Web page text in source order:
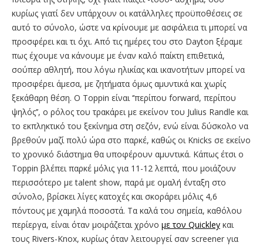
κυρίως γιατί δεν υπάρχουν οι κατάλληλες προϋποθέσεις σε
αυτό το σύνολο, ώστε να κρίνουμε με ασφάλεια τι μπορεί να
προσφέρει και τι όχι. Aπό τις ημέρες του στο Dayton ξέραμε
πως έχουμε να κάνουμε με έναν καλό παίκτη επιθετικά,
σούπερ αθλητή, που λόγω ηλικίας και ικανοτήτων μπορεί να
προσφέρει άμεσα, με ζητήματα όμως αμυντικά και χωρίς
ξεκάθαρη θέση. Ο Toppin είναι ‘’περίπου forward, περίπου
ψηλός’’, ο ρόλος του τρακάρει με εκείνον του Julius Randle και
το εκπληκτικό του ξεκίνημα στη σεζόν, ενώ είναι δύσκολο να
βρεθούν μαζί πολύ ώρα στο παρκέ, καθώς οι Knicks σε εκείνο
το χρονικό διάστημα θα υποφέρουν αμυντικά. Κάπως έτσι ο
Toppin βλέπει παρκέ μόλις για 11-12 λεπτά, που μοιάζουν
περισσότερο με talent show, παρά με ομαλή ένταξη στο
σύνολο, βρίσκει λίγες κατοχές και σκοράρει μόλις 4,6
πόντους με χαμηλά ποσοστά. Tα καλά του σημεία, καθόλου
περίεργα, είναι όταν μοιράζεται χρόνο με τον Quickley και
τους Rivers-Knox, κυρίως όταν λειτουργεί σαν screener για